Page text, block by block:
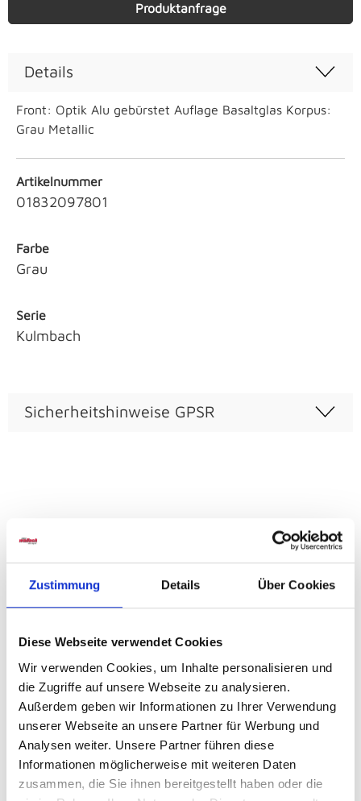
Zustimmung Details Über Cookies
Diese Webseite verwendet Cookies
Wir verwenden Cookies, um Inhalte personalisieren und
die Zugriffe auf unsere Webseite zu analysieren.
Außerdem geben wir Informationen zu Ihrer Verwendung
unserer Webseite an unsere Partner für Werbung und
Analysen weiter. Unsere Partner führen diese
Informationen möglicherweise mit weiteren Daten
zusammen, die Sie ihnen bereitgestellt haben oder die
Produktanfrage
Details
Front: Optik Alu gebürstet Auflage Basaltglas Korpus:
Grau Metallic
Artikelnummer
01832097801
Farbe
Grau
Serie
Kulmbach
Sicherheitshinweise GPSR
Weitere Varianten und Ausführungen:
Produktgalerie überspringen
Schwebetürenschrank Kulmbach